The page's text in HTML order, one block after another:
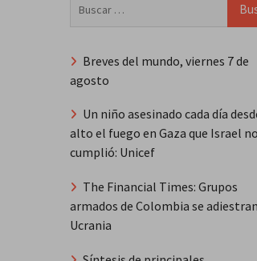
Breves del mundo, viernes 7 de
agosto
Un niño asesinado cada día
alto el fuego en Gaza que Israel no
cumplió: Unicef
The Financial Times: Grupos
armados de Colombia se
Ucrania